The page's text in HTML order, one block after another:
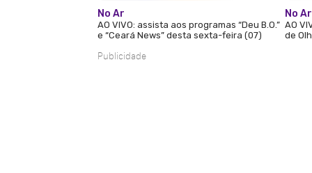
No Ar
AO VIVO: assista aos programas “Deu B.O.”
e “Ceará News” desta sexta-feira (07)
No Ar
AO
de
Publicidade